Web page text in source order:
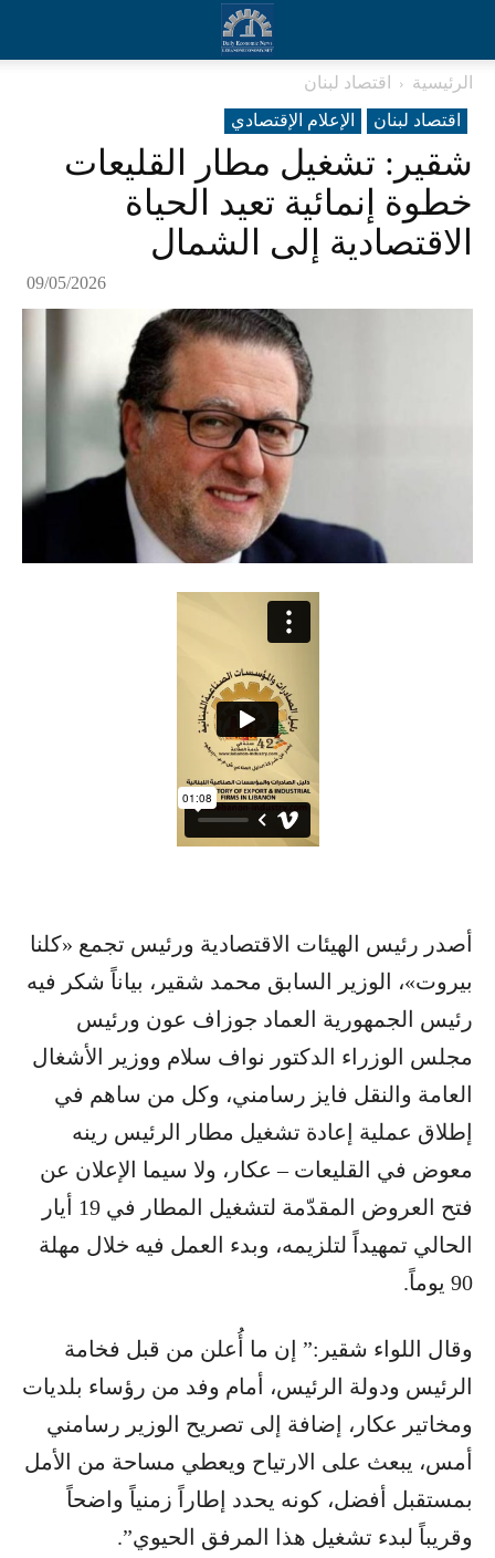
الرئيسية
اقتصاد لبنان
اقتصاد لبنان
الإعلام الإقتصادي
شقير: تشغيل مطار القليعات
خطوة إنمائية تعيد الحياة
الاقتصادية إلى الشمال
09/05/2026
أصدر رئيس الهيئات الاقتصادية ورئيس تجمع «كلنا
بيروت»، الوزير السابق محمد شقير، بياناً شكر فيه
رئيس الجمهورية العماد جوزاف عون ورئيس
مجلس الوزراء الدكتور نواف سلام ووزير الأشغال
العامة والنقل فايز رسامني، وكل من ساهم في
إطلاق عملية إعادة تشغيل مطار الرئيس رينه
معوض في القليعات – عكار، ولا سيما الإعلان عن
فتح العروض المقدّمة لتشغيل المطار في 19 أيار
الحالي تمهيداً لتلزيمه، وبدء العمل فيه خلال مهلة
90 يوماً.
وقال اللواء شقير:” إن ما أُعلن من قبل فخامة
الرئيس ودولة الرئيس، أمام وفد من رؤساء بلديات
ومخاتير عكار، إضافة إلى تصريح الوزير رسامني
أمس، يبعث على الارتياح ويعطي مساحة من الأمل
بمستقبل أفضل، كونه يحدد إطاراً زمنياً واضحاً
وقريباً لبدء تشغيل هذا المرفق الحيوي”.